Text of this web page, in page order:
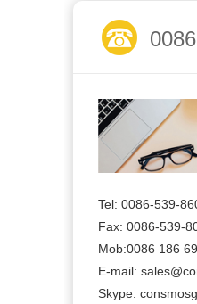
Tel: 0086-539-
Fax: 0086-539-
Mob:0086 186
E-mail:
Skype: